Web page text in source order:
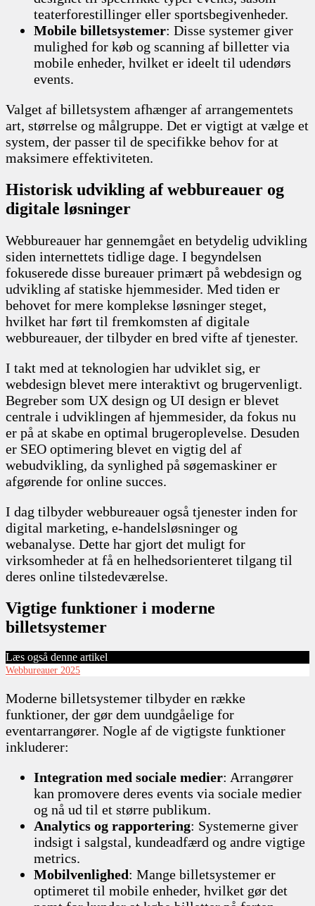
teaterforestillinger eller sportsbegivenheder.
Mobile billetsystemer: Disse systemer giver
mulighed for køb og scanning af billetter via
mobile enheder, hvilket er ideelt til udendørs
events.
Valget af billetsystem afhænger af arrangementets
art, størrelse og målgruppe. Det er vigtigt at vælge et
system, der passer til de specifikke behov for at
maksimere effektiviteten.
Historisk udvikling af webbureauer og
digitale løsninger
Webbureauer har gennemgået en betydelig udvikling
siden internettets tidlige dage. I begyndelsen
fokuserede disse bureauer primært på webdesign og
udvikling af statiske hjemmesider. Med tiden er
behovet for mere komplekse løsninger steget,
hvilket har ført til fremkomsten af digitale
webbureauer, der tilbyder en bred vifte af tjenester.
I takt med at teknologien har udviklet sig, er
webdesign blevet mere interaktivt og brugervenligt.
Begreber som UX design og UI design er blevet
centrale i udviklingen af hjemmesider, da fokus nu
er på at skabe en optimal brugeroplevelse. Desuden
er SEO optimering blevet en vigtig del af
webudvikling, da synlighed på søgemaskiner er
afgørende for online succes.
I dag tilbyder webbureauer også tjenester inden for
digital marketing, e-handelsløsninger og
webanalyse. Dette har gjort det muligt for
virksomheder at få en helhedsorienteret tilgang til
deres online tilstedeværelse.
Vigtige funktioner i moderne
billetsystemer
Læs også denne artikel
Webbureauer 2025
Moderne billetsystemer tilbyder en række
funktioner, der gør dem uundgåelige for
eventarrangører. Nogle af de vigtigste funktioner
inkluderer:
Integration med sociale medier: Arrangører
kan promovere deres events via sociale medier
og nå ud til et større publikum.
Analytics og rapportering: Systemerne giver
indsigt i salgstal, kundeadfærd og andre vigtige
metrics.
Mobilvenlighed: Mange billetsystemer er
optimeret til mobile enheder, hvilket gør det